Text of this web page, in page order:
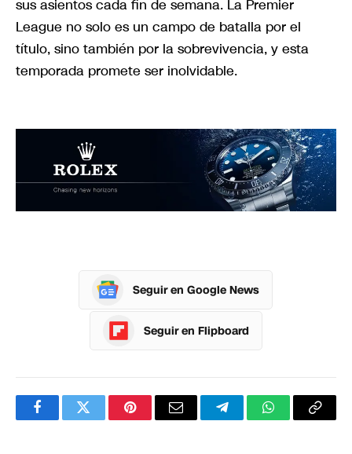
sus asientos cada fin de semana. La Premier
League no solo es un campo de batalla por el
título, sino también por la sobrevivencia, y esta
temporada promete ser inolvidable.
Seguir en Google News
Seguir en Flipboard
FacebookTwitterPinterestCorreoTelegramWhatsApp